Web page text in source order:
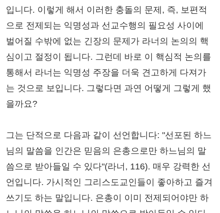
입니다. 이렇게 해서 이러한 충돌의 문제, 즉, 보편적
으로 전제되는 익명성과 선교수행의 필요성 사이에
벌어질 수밖에 없는 긴장의 문제가 라너의 논의의 핵
심이고 절정이 됩니다. 그런데 바로 이 핵심적 논의를
통해서 라너는 익명성 주장을 더욱 견고하게 다져가
는 것으로 보입니다. 그렇다면 과연 어떻게 그렇게 했
을까요?
그는 단적으로 다음과 같이 선언합니다: "선포된 하느
님의 말씀을 인간은 믿음의 은총으로만 하느님의 말
씀으로 받아들일 수 있다"(라너, 116). 매우 강력한 선
언입니다. 가시적인 그리스도교인들이 좋아하고 즐겨
쓰기도 하는 말입니다. 은총이 이미 전제되어야만 하